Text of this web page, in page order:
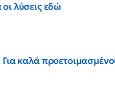
λύσεις εδώ
καλά